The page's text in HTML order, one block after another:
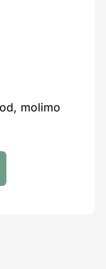
molimo